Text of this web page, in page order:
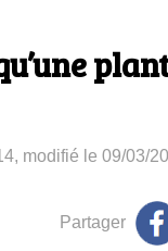
modifié le 09/03/
Partager